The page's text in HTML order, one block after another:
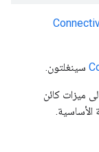
سينغلتون.
الأساسية.